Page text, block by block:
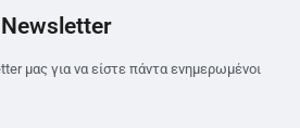
Newsletter
μας για να είστε πάντα ενημερωμένοι